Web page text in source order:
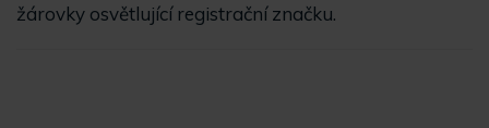
žárovky osvětlující registrační značku.